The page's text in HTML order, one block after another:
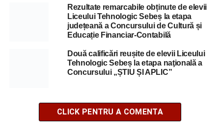
Rezultate remarcabile obținute de elevii
Liceului Tehnologic Sebeș la etapa
județeană a Concursului de Cultură și
Educație Financiar-Contabilă
Două calificări reușite de elevii Liceului
Tehnologic Sebeș la etapa naţională a
Concursului „ȘTIU ȘI APLIC”
CLICK PENTRU A COMENTA